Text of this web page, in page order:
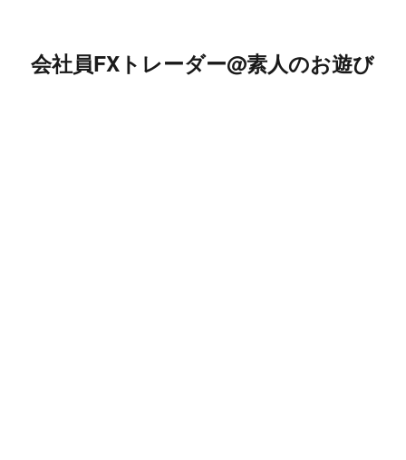
会社員FXトレーダー@素人のお遊び